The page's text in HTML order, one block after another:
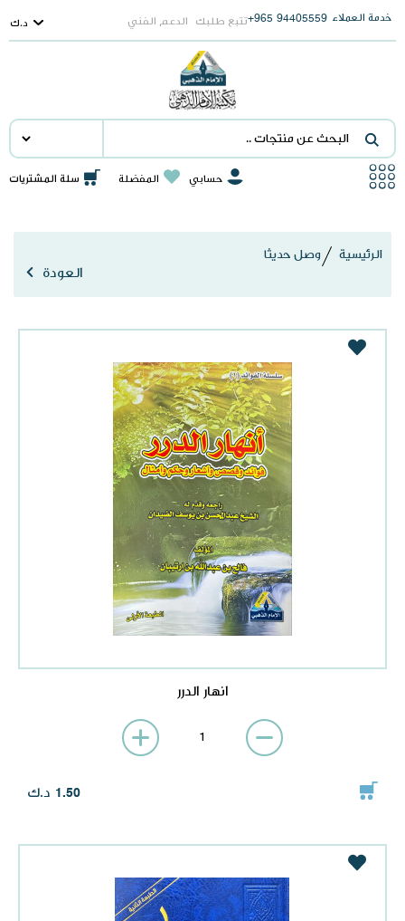
خدمة العملاء 94405559
965+ تتبع طلبك الدعم الفني د.ك
حسابي المفضلة سلة المشتريات
اصدارتنا
وصل حديثا
عروض خاصة
مقررات جامعية
الهدايا و الأستاندات
الرئيسية وصل حديثا
العودة
انهار الدرر
1.50 د.ك